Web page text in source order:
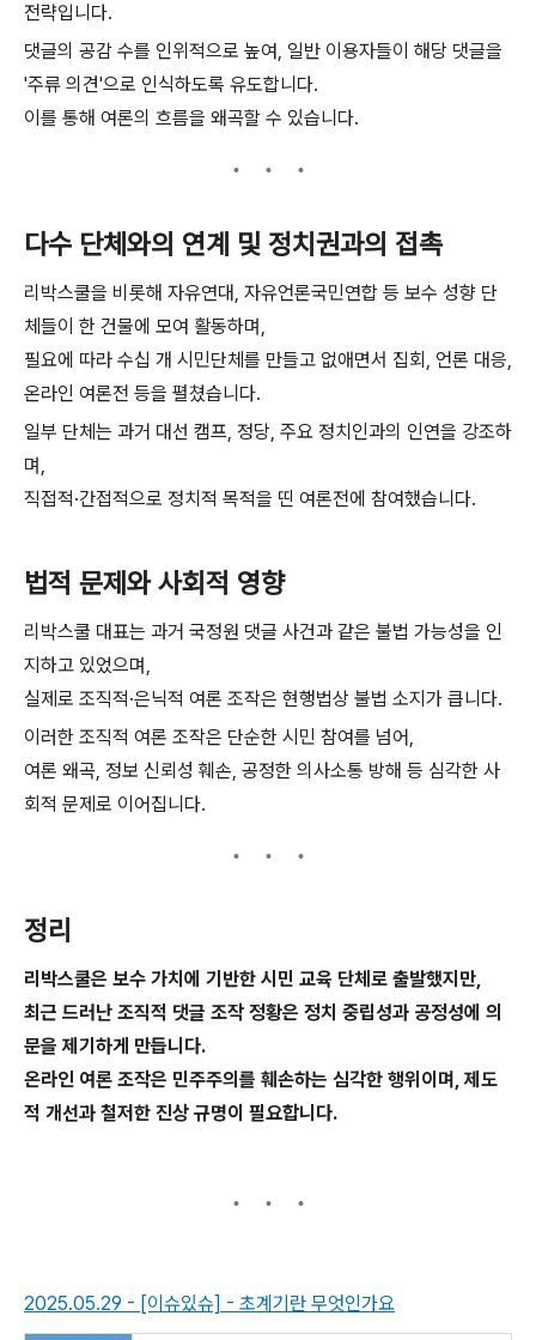
전략입니다.
댓글의 공감 수를 인위적으로 높여, 일반 이용자들이 해당 댓글을
'주류 의견'으로 인식하도록 유도합니다.
이를 통해 여론의 흐름을 왜곡할 수 있습니다.
다수 단체와의 연계 및 정치권과의 접촉
리박스쿨을 비롯해 자유연대, 자유언론국민연합 등 보수 성향 단
체들이 한 건물에 모여 활동하며,
필요에 따라 수십 개 시민단체를 만들고 없애면서 집회, 언론 대응,
온라인 여론전 등을 펼쳤습니다.
일부 단체는 과거 대선 캠프, 정당, 주요 정치인과의 인연을 강조하
며,
직접적·간접적으로 정치적 목적을 띤 여론전에 참여했습니다.
법적 문제와 사회적 영향
리박스쿨 대표는 과거 국정원 댓글 사건과 같은 불법 가능성을 인
지하고 있었으며,
실제로 조직적·은닉적 여론 조작은 현행법상 불법 소지가 큽니다.
이러한 조직적 여론 조작은 단순한 시민 참여를 넘어,
여론 왜곡, 정보 신뢰성 훼손, 공정한 의사소통 방해 등 심각한 사
회적 문제로 이어집니다.
정리
리박스쿨은 보수 가치에 기반한 시민 교육 단체로 출발했지만,
최근 드러난 조직적 댓글 조작 정황은 정치 중립성과 공정성에 의
문을 제기하게 만듭니다.
온라인 여론 조작은 민주주의를 훼손하는 심각한 행위이며, 제도
적 개선과 철저한 진상 규명이 필요합니다.
2025.05.29 - [이슈있슈] - 초계기란 무엇인가요